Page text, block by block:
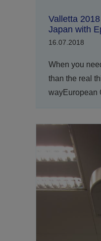
Valletta
Japan with
16.07.2018
When you
than the real
wayEuropean